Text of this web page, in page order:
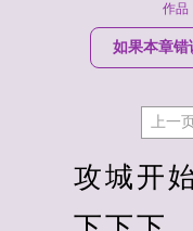
作品
如果本章错
上一页
攻城开